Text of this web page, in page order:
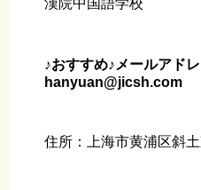
漢院中国語学校
♪おすすめ♪メールアドレ
hanyuan@jicsh.com
住所：上海市黄浦区斜